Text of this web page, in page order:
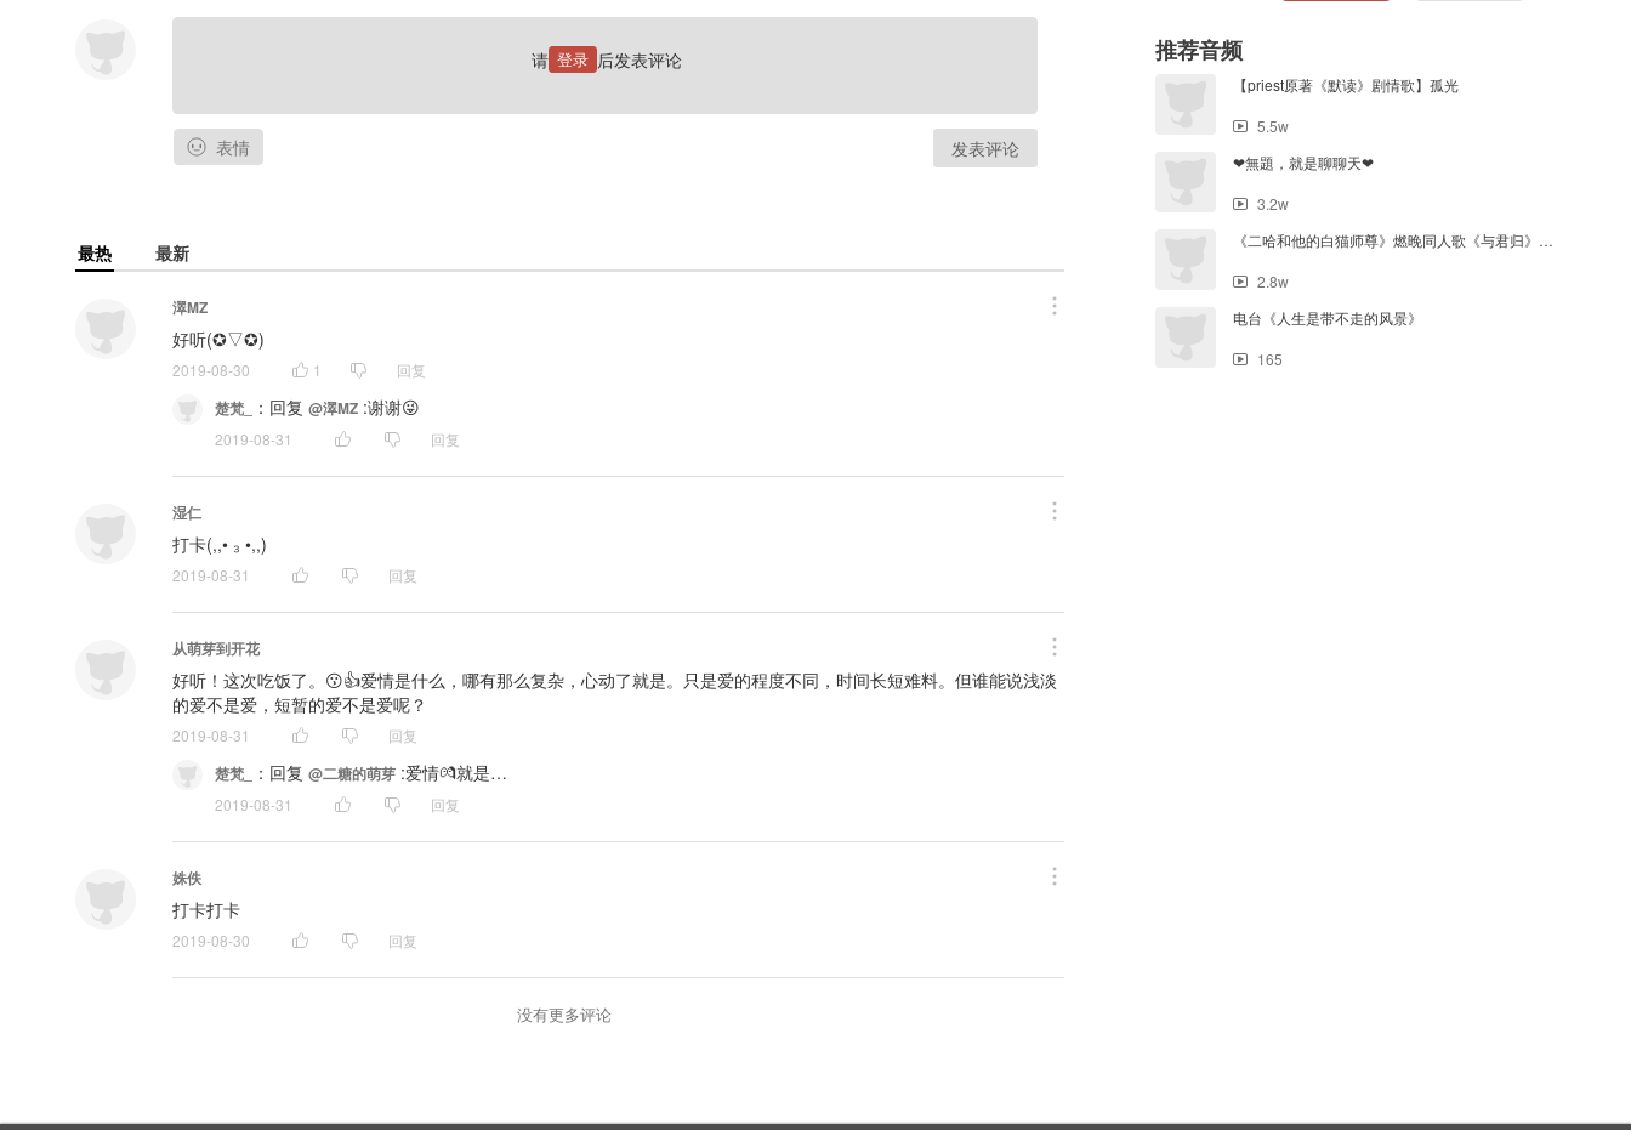
请 登录 后发表评论
表情 发表评论
最热 最新
濢MZ
好听(✪▽✪)
2019-08-30 1 回复
楚梵_ ： 回复 @濢MZ :谢谢😜
2019-08-31 回复
湿仁
打卡(,,• ₃ •,,)
2019-08-31 回复
从萌芽到开花
好听！这次吃饭了。😗👍爱情是什么，哪有那么复杂，心动了就是。只是爱的程度不同，时间长短难料。但谁能说浅淡
的爱不是爱，短暂的爱不是爱呢？
2019-08-31 回复
楚梵_ ： 回复 @二糖的萌芽 :爱情💏就是…
2019-08-31 回复
姝佚
打卡打卡
2019-08-30 回复
没有更多评论
推荐音频
【priest原著《默读》剧情歌】孤光
5.5w
❤無題，就是聊聊天❤
3.2w
《二哈和他的白猫师尊》燃晚同人歌《与君归》（剧情版）
2.8w
电台《人生是带不走的风景》
165